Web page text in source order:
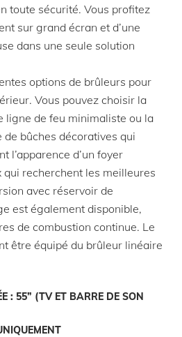
toute sécurité. Vous profitez
sur grand écran et d’une
dans une seule solution
options de brûleurs pour
Vous pouvez choisir la
ligne de feu minimaliste ou la
de bûches décoratives qui
l’apparence d’un foyer
recherchent les meilleures
avec réservoir de
est également disponible,
de combustion continue. Le
être équipé du brûleur linéaire
: 55” (TV ET BARRE DE SON